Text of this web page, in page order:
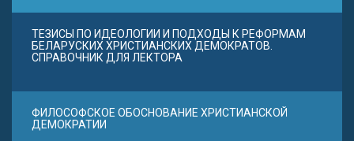
ТЕЗИСЫ ПО ИДЕОЛОГИИ И ПОДХОДЫ К РЕФОРМАМ
БЕЛАРУСКИХ ХРИСТИАНСКИХ ДЕМОКРАТОВ.
СПРАВОЧНИК ДЛЯ ЛЕКТОРА
ФИЛОСОФСКОЕ ОБОСНОВАНИЕ ХРИСТИАНСКОЙ
ДЕМОКРАТИИ